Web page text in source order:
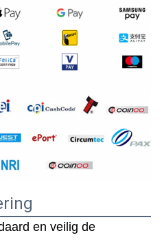
en veilig de